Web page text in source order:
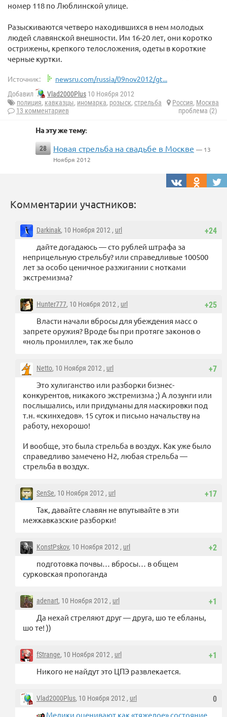
номер 118 по Люблинской улице.
Разыскиваются четверо находившихся в нем молодых
людей славянской внешности. Им 16-20 лет, они коротко
острижены, крепкого телосложения, одеты в короткие
черные куртки.
Источник: newsru.com/russia/09nov2012/gt...
Добавил Vlad2000Plus 10 Ноября 2012
полиция, кавказцы, иномарка, розыск, стрельба Россия, Москва
13 комментариев
проблема (2)
На эту же тему:
28 Новая стрельба на свадьбе в Москве — 13
Ноября 2012
Комментарии участников:
+24
Darkinak, 10 Ноября 2012 , url
дайте догадаюсь — сто рублей штрафа за
неприцельную стрельбу? или справедливые 100500
лет за особо ценичное разжигании с нотками
экстремизма?
+25
Hunter777, 10 Ноября 2012 , url
Власти начали вбросы для убеждения масс о
запрете оружия? Вроде бы при протяге законов о
«ноль промилле», так же было
+7
Netto, 10 Ноября 2012 , url
Это хулиганство или разборки бизнес-
конкурентов, никакого экстремизма ;) А лозунги или
послышались, или придуманы для маскировки под
т.н. «скинхедов». 15 суток и письмо начальству на
работу, нехорошо!
И вообще, это была стрельба в воздух. Как уже было
справедливо замечено Н2, любая стрельба —
стрельба в воздух.
+17
SenSe, 10 Ноября 2012 , url
Так, давайте славян не впутывайте в эти
межкавказские разборки!
+2
KonstPskov, 10 Ноября 2012 , url
подготовка почвы… вбросы… в общем
сурковская пропоганда
+1
adenart, 10 Ноября 2012 , url
Да нехай стреляют друг — друга, шо те ебланы,
шо те! ))
+1
fStrange, 10 Ноября 2012 , url
Никого не найдут это ЦПЭ развлекается.
0
Vlad2000Plus, 10 Ноября 2012 , url
Медики оценивают как «тяжелое» состояние